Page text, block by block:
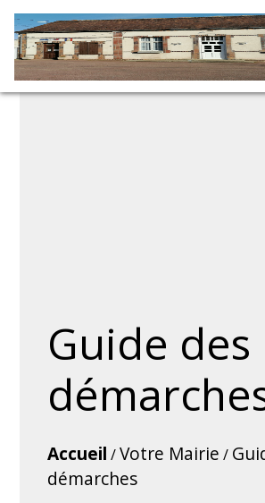
Guide des
Accueil /Votre Mairie /
démarches